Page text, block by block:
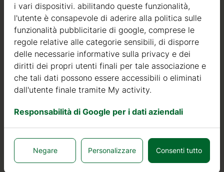
Il legno di abete nordico si distingue per le sue
caratteristiche ideali per la costruzione di case in legno. È
di colore molto chiaro, con pochi nodi ed è noto per la
sua resistenza al marciume, alla muffa ed agli insetti.
Oltre ad investire nel legname, continuiamo ad investire
in macchinari automatici per poter produrre prodotti di
qualità sempre più elevata.
Possiamo affermare con orgoglio che il nostro tasso di
Garanzia
i vari dispositivi. abilitando queste funzionalità,
l'utente è consapevole di aderire alla politica sulle
funzionalità pubblicitarie di google, comprese le
regole relative alle categorie sensibili, di disporre
delle necessarie informative sulla privacy e dei
diritti dei propri utenti finali per tale associazione e
che tali dati possono essere accessibili o eliminati
dall'utente finale tramite My activity.
Responsabilità di Google per i dati aziendali
Negare Personalizzare Consenti tutto